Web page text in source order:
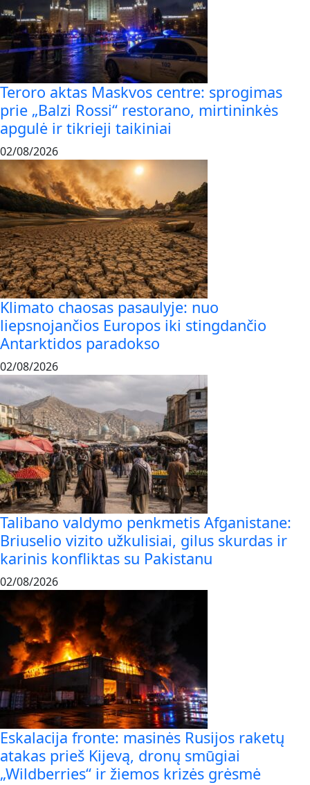
Teroro aktas Maskvos centre: sprogimas
prie „Balzi Rossi“ restorano, mirtininkės
apgulė ir tikrieji taikiniai
02/08/2026
Klimato chaosas pasaulyje: nuo
liepsnojančios Europos iki stingdančio
Antarktidos paradokso
02/08/2026
Talibano valdymo penkmetis Afganistane:
Briuselio vizito užkulisiai, gilus skurdas ir
karinis konfliktas su Pakistanu
02/08/2026
Eskalacija fronte: masinės Rusijos raketų
atakas prieš Kijevą, dronų smūgiai
„Wildberries“ ir žiemos krizės grėsmė